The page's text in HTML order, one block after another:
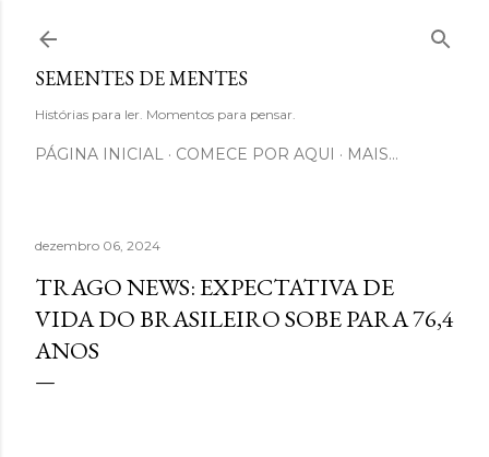
SEMENTES DE MENTES
Histórias para ler. Momentos para pensar.
PÁGINA INICIAL COMECE POR AQUI MAIS…
dezembro 06, 2024
TRAGO NEWS: EXPECTATIVA DE
VIDA DO BRASILEIRO SOBE PARA 76,4
ANOS